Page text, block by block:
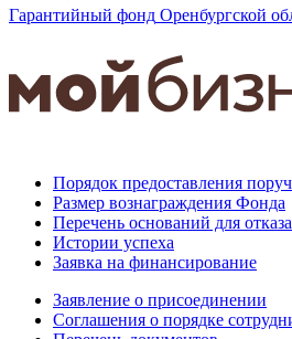
Гарантийный фонд Оренбургской
Порядок предоставления
Размер вознаграждения Фонда
Перечень оснований для отказа
Истории успеха
Заявка на финансирование
Заявление о присоединении
Соглашения о порядке